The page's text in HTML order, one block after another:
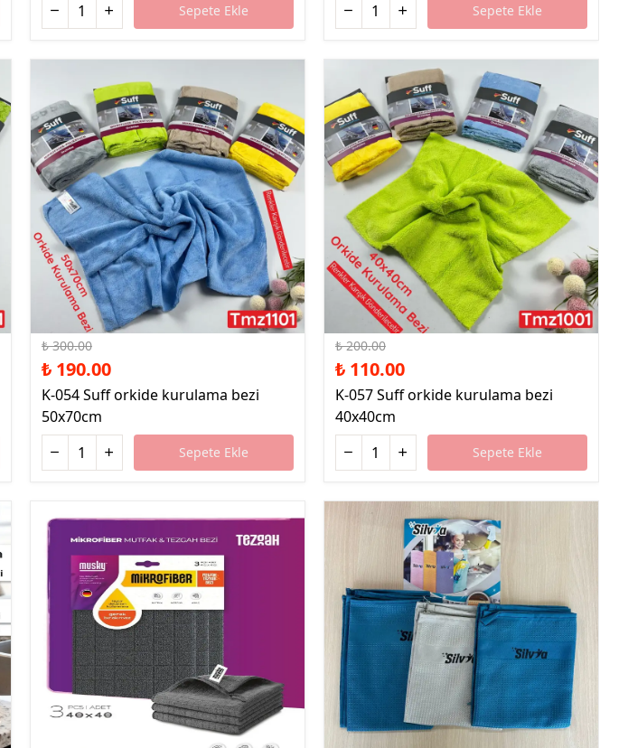
Sepete Ekle Sepete Ekle
%37 İndirim
₺ 300.00
₺ 190.00
K-054 Suff orkide kurulama bezi
50x70cm
Sepete Ekle
%45 İndirim
₺ 200.00
₺ 110.00
K-057 Suff orkide kurulama bezi
40x40cm
Sepete Ekle